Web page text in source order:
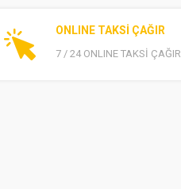
ONLINE TAKSİ ÇAĞIR
7 / 24 ONLINE TAKSİ ÇAĞIR